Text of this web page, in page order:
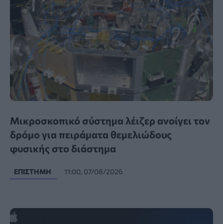
Μικροσκοπικό σύστημα λέιζερ ανοίγει τον
δρόμο για πειράματα θεμελιώδους
φυσικής στο διάστημα
ΕΠΙΣΤΉΜΗ 11:00, 07/08/2026